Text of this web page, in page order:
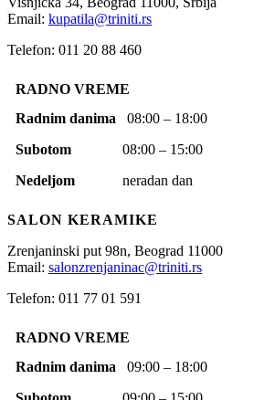
Email: kupatila@triniti.rs
Telefon: 011 20 88 460
RADNO VREME
Radnim danima 08:00 – 18:00
Subotom 08:00 – 15:00
Nedeljom neradan dan
SALON KERAMIKE
Zrenjaninski put 98n, Beograd 11000
Email: salonzrenjaninac@triniti.rs
Telefon: 011 77 01 591
RADNO VREME
Radnim danima 09:00 – 18:00